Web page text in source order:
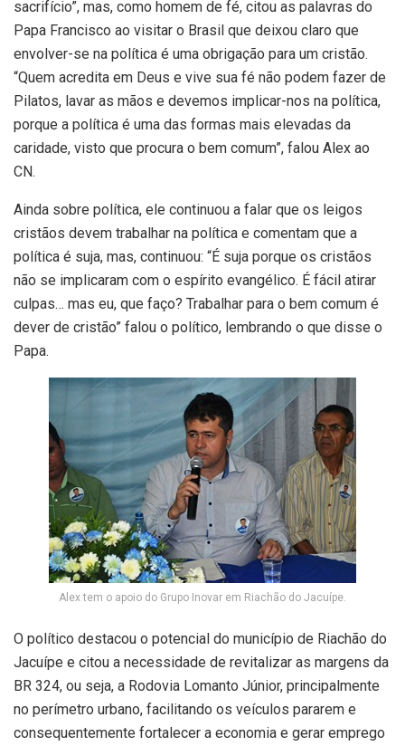
sacrifício”, mas, como homem de fé, citou as palavras do
Papa Francisco ao visitar o Brasil que deixou claro que
envolver-se na política é uma obrigação para um cristão.
“Quem acredita em Deus e vive sua fé não podem fazer de
Pilatos, lavar as mãos e devemos implicar-nos na política,
porque a política é uma das formas mais elevadas da
caridade, visto que procura o bem comum”, falou Alex ao
CN.
Ainda sobre política, ele continuou a falar que os leigos
cristãos devem trabalhar na política e comentam que a
política é suja, mas, continuou: “É suja porque os cristãos
não se implicaram com o espírito evangélico. É fácil atirar
culpas… mas eu, que faço? Trabalhar para o bem comum é
dever de cristão” falou o político, lembrando o que disse o
Papa.
Alex tem o apoio do Grupo Inovar em Riachão do Jacuípe.
O político destacou o potencial do município de Riachão do
Jacuípe e citou a necessidade de revitalizar as margens da
BR 324, ou seja, a Rodovia Lomanto Júnior, principalmente
no perímetro urbano, facilitando os veículos pararem e
consequentemente fortalecer a economia e gerar emprego